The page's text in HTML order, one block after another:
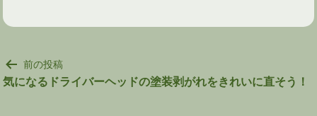
投
稿
前の投稿
気になるドライバーヘッドの塗装剥がれをきれいに直そう！